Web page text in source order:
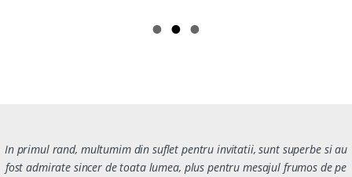
In primul rand, multumim din suflet pentru invitatii, sunt superbe si au
fost admirate sincer de toata lumea, plus pentru mesajul frumos de pe